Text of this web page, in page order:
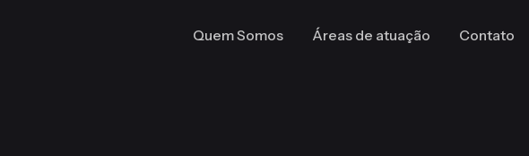
Quem Somos Áreas de atuação Contato